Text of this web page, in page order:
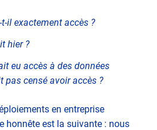
il exactement accès ?
hier ?
eu accès à des données
pas censé avoir accès ?
en entreprise
honnête est la suivante : nous